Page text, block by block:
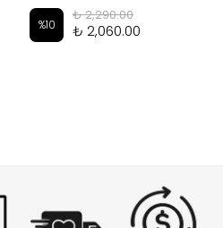
%10
₺ 2,290.00
₺ 2,060.00